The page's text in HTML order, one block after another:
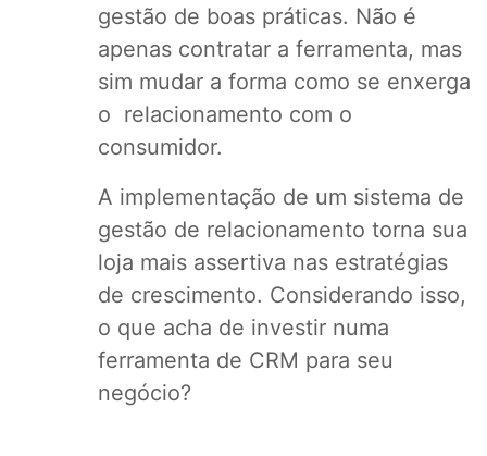
gestão de boas práticas. Não é
apenas contratar a ferramenta, mas
sim mudar a forma como se enxerga
o relacionamento com o
consumidor.
A implementação de um sistema de
gestão de relacionamento torna sua
loja mais assertiva nas estratégias
de crescimento. Considerando isso,
o que acha de investir numa
ferramenta de CRM para seu
negócio?